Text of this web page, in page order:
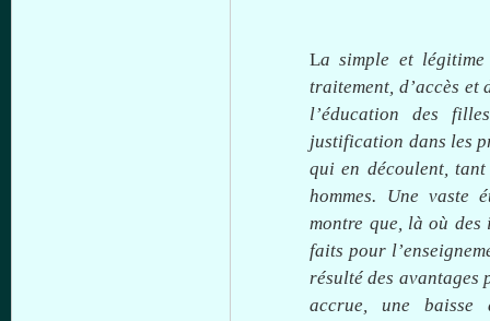
La simple et légitime
traitement, d’accès et
l’éducation des filles
justification dans les
qui en découlent, tant
hommes. Une vaste
montre que, là où des
faits pour
résulté des avantages
accrue,une baisse